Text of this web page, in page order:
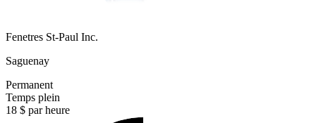
Fenetres St-Paul Inc.
Saguenay
Permanent
Temps plein
18 $ par heure